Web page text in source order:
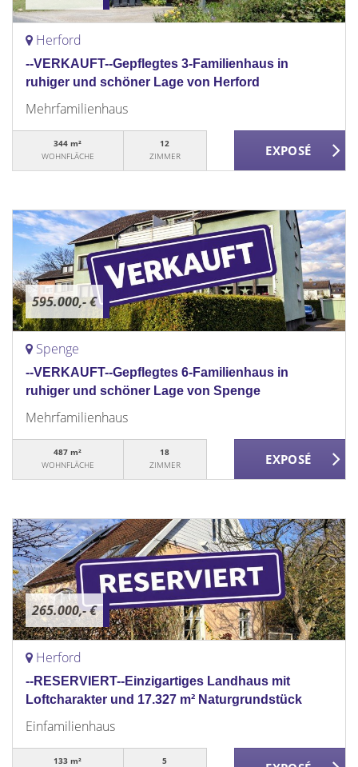
Herford
--VERKAUFT--Gepflegtes 3-Familienhaus in
ruhiger und schöner Lage von Herford
Mehrfamilienhaus
344 m²
WOHNFLÄCHE
12
ZIMMER
595.000,- €
Spenge
--VERKAUFT--Gepflegtes 6-Familienhaus in
ruhiger und schöner Lage von Spenge
Mehrfamilienhaus
487 m²
WOHNFLÄCHE
18
ZIMMER
265.000,- €
Herford
--RESERVIERT--Einzigartiges Landhaus mit
Loftcharakter und 17.327 m² Naturgrundstück
Einfamilienhaus
133 m²
5